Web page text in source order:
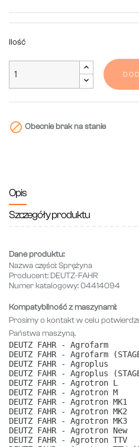
Ilość
 Obecnie brak na stanie
Opis
Szczegóły produktu
Dane produktu:
Nazwa części:Sprężyna
Producent: DEUTZ-FAHR
Numer katalogowy:04414094
Kompatybilność z maszynami:
Prosimy o kontakt w celu
Państwa maszyną.
DEUTZ FAHR - Agrofarm
DEUTZ FAHR - Agrofarm
DEUTZ FAHR - Agroplus
DEUTZ FAHR - Agroplus
DEUTZ FAHR - Agrotron L
DEUTZ FAHR - Agrotron M
DEUTZ FAHR - Agrotron MK1
DEUTZ FAHR - Agrotron MK2
DEUTZ FAHR - Agrotron MK3
DEUTZ FAHR - Agrotron New
DEUTZ FAHR - Agrotron TTV